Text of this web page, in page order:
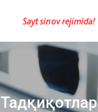
Sayt sinov rejimida!
Тадқиқотлар